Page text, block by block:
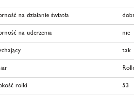
na działanie światła
na uderzenia nie
tak
rolki 53